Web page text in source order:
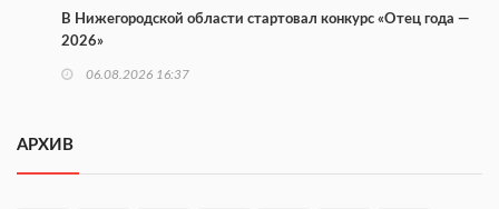
В Нижегородской области стартовал конкурс «Отец года —
2026»
06.08.2026 16:37
АРХИВ